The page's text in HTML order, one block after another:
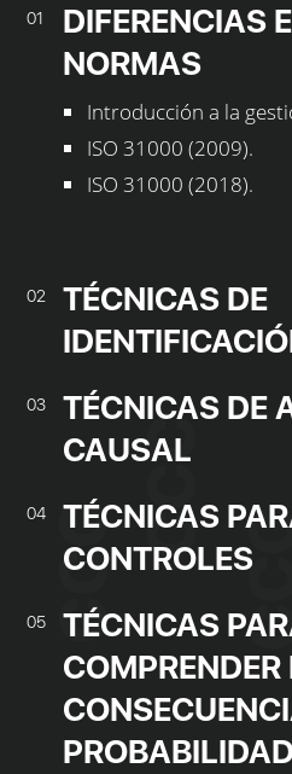
01
DIFERENCIAS
NORMAS
Introducción a la
ISO 31000 (2009).
ISO 31000 (2018).
02
TÉCNICAS DE
03
TÉCNICAS DE
CAUSAL
04
TÉCNICAS
CONTROLES
05
TÉCNICAS